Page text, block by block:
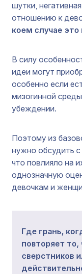
шутки,
отношению к
коем случае это
В силу
идеи могут
особенно если
мизогинной
убеждении.
Поэтому из
нужно обсудить
что повлияло на
однозначную
девочкам и
Где грань,
повторяет
сверстников